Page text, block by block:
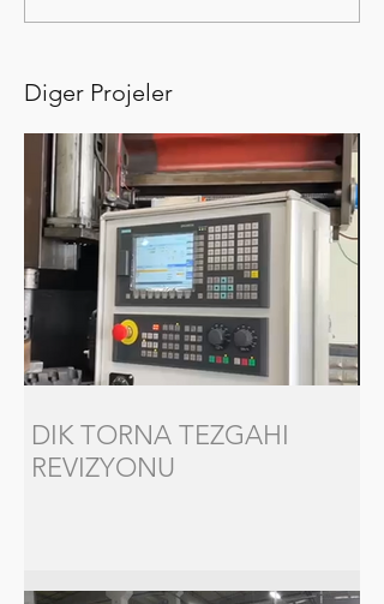
Diger Projeler
DIK TORNA TEZGAHI
REVIZYONU